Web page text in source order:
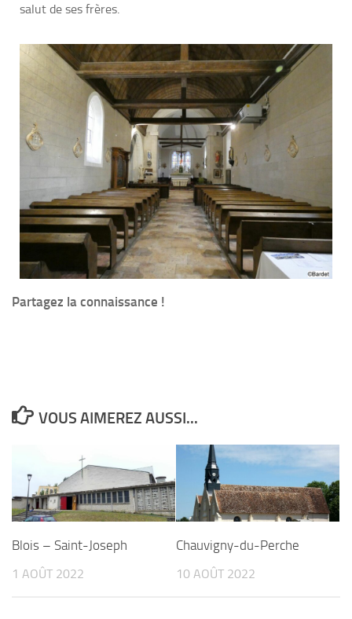
salut de ses frères.
Partagez la connaissance !
VOUS AIMEREZ AUSSI...
Blois – Saint-Joseph
1 AOÛT 2022
Chauvigny-du-Perche
10 AOÛT 2022